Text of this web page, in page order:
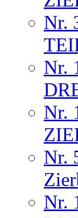
Nr.
Nr.
Nr.
Nr.
Nr.